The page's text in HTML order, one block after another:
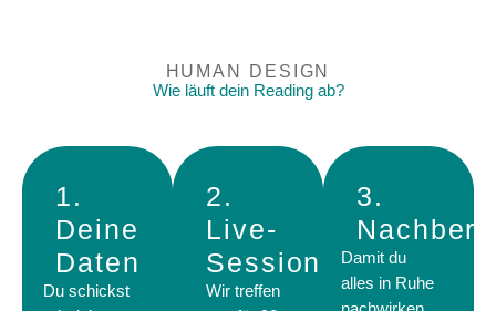
HUMAN DESIGN
Wie läuft dein Reading ab?
1.
Deine
Daten
Du schickst
2.
Live-
Session
Wir treffen
3.
Damit du
alles in Ruhe